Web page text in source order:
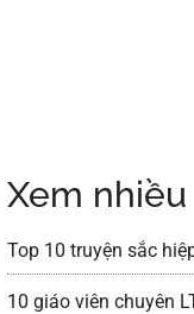
Xem
Top 10 truyện sắc
10 giáo viên chuyên